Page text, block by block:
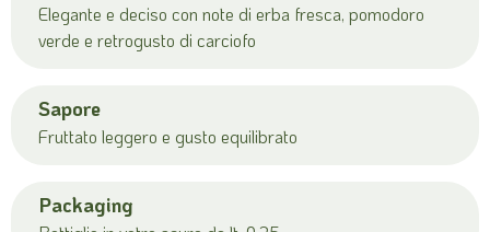
Elegante e deciso con note di erba fresca, pomodoro
verde e retrogusto di carciofo
Sapore
Fruttato leggero e gusto equilibrato
Packaging